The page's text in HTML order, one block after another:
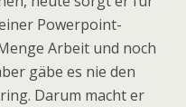
Powerpoint-
Arbeit und noch
gäbe es nie den
Darum macht er